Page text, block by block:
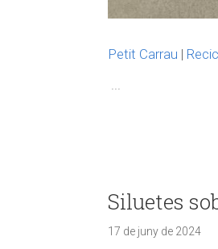
Petit Carrau |
...
Siluetes
17 de juny de 2024